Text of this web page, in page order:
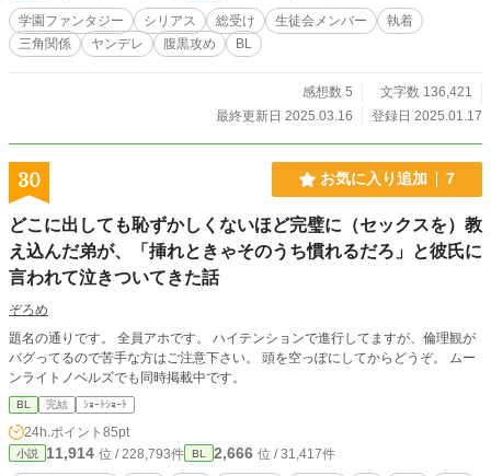
現れた伯爵令息セオドア・グリフィンにより、少しずつ破壊されていく……。
・・・・・・・・・・・・・・・ 「彼」は、僕を抱いた……。 「アイツらには
内緒だ……」と耳元で囁いて――。 ・・・・・・・・・・・・・・・ 総受け注
認のうえ地雷回避をお願いします🥺 ※R18シーンの事前予告はありません。ご
学園ファンタジー シリアス 総受け 生徒会メンバー
執着
三角関係
ヤンデレ 腹黒攻め BL
感想数 5
文字数 136,421
最終更新日 2025.03.16
登録日 2025.01.17
30 お気に入り追加 7
どこに出しても恥ずかしくないほど完璧に（セックスを）教
え込んだ弟が、「挿れときゃそのうち慣れるだろ」と彼氏に
言われて泣きついてきた話
ぞろめ
題名の通りです。 全員アホです。 ハイテンションで進行してますが、倫理観が
バグってるので苦手な方はご注意下さい。 頭を空っぽにしてからどうぞ。 ムー
ンライトノベルズでも同時掲載中です。
BL 完結 ｼｮｰﾄｼｮｰﾄ
24h.ポイント 85pt
小説 11,914 位 / 228,793件 BL 2,666 位 / 31,417件